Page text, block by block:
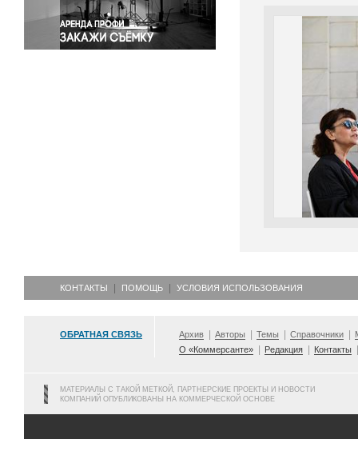
Экономика и бизнес
КОНТАКТЫ ПОМОЩЬ УСЛОВИЯ ИСПОЛЬЗОВАНИЯ
ОБРАТНАЯ СВЯЗЬ Архив Авторы Темы Справочники
О «Коммерсанте»
Редакция Контакты
МАТЕРИАЛЫ С ТАКОЙ МЕТКОЙ, ПАРТНЕРСКИЕ ПРОЕКТЫ И НОВОСТИ
КОМПАНИЙ ОПУБЛИКОВАНЫ НА КОММЕРЧЕСКОЙ ОСНОВЕ